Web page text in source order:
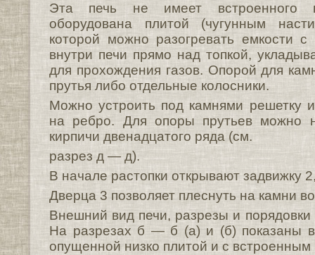
Эта печь не имеет встроенного
оборудована плитой (чугунным
которой можно разогревать емкости
внутри печи прямо над топкой,
для прохождения газов. Опорой для
прутья либо отдельные колосники.
Можно устроить под камнями решетку
на ребро. Для опоры прутьев можно
кирпичи двенадцатого ряда (см.
разрез д — д).
В начале растопки открывают задвижку
Дверца 3 позволяет плеснуть на камни
Внешний вид печи, разрезы и
На разрезах б — б (а) и (б) показаны
опущенной низко плитой и с